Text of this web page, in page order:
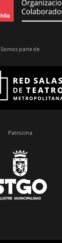
Somos parte de
Patrocina